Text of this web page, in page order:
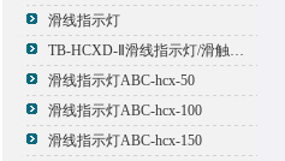
滑线指示灯
TB-HCXD-Ⅱ滑线指示灯/滑触线指示灯
滑线指示灯ABC-hcx-50
滑线指示灯ABC-hcx-100
滑线指示灯ABC-hcx-150